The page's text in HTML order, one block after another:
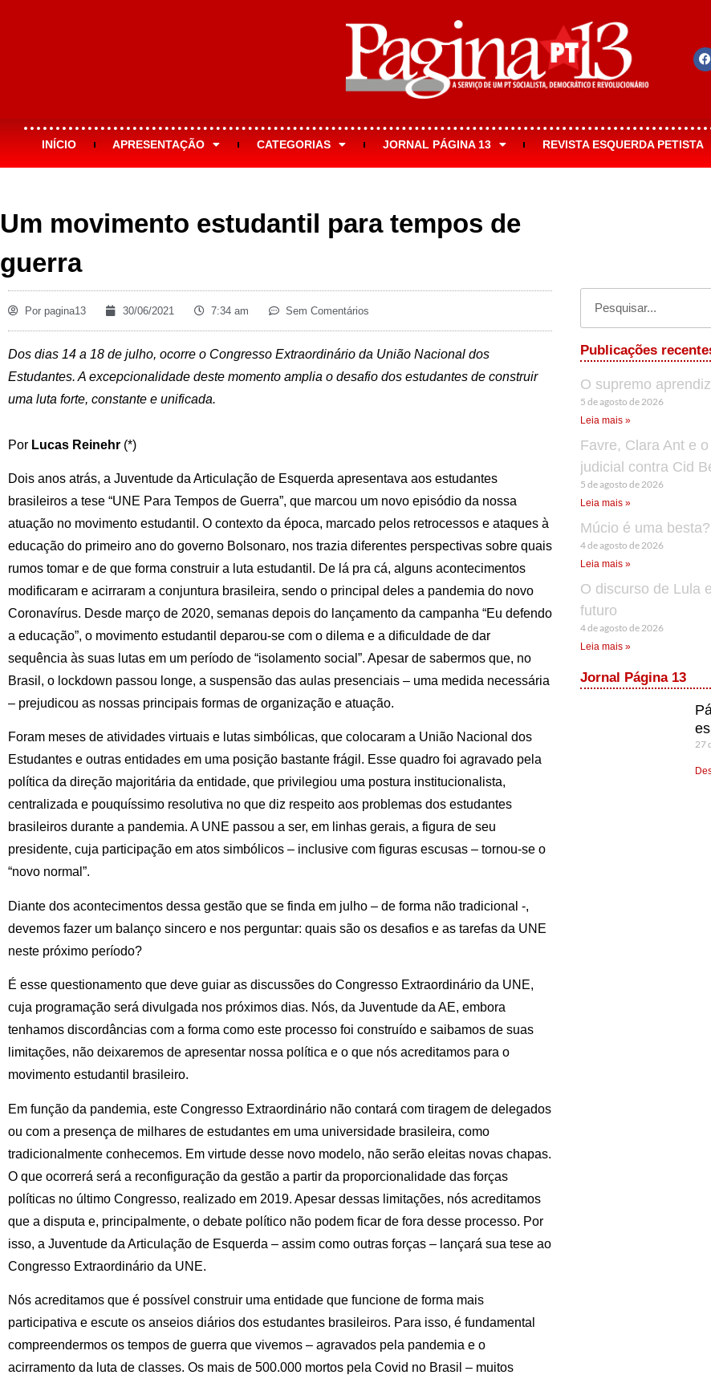
INÍCIO APRESENTAÇÃO CATEGORIAS JORNAL PÁGINA 13 REVISTA ESQUERDA PETISTA
Um movimento estudantil para tempos de
guerra
Por pagina13 30/06/2021 7:34 am Sem Comentários
Dos dias 14 a 18 de julho, ocorre o Congresso Extraordinário da União Nacional dos
Estudantes. A excepcionalidade deste momento amplia o desafio dos estudantes de construir
uma luta forte, constante e unificada.
Por Lucas Reinehr (*)
Dois anos atrás, a Juventude da Articulação de Esquerda apresentava aos estudantes
brasileiros a tese “UNE Para Tempos de Guerra”, que marcou um novo episódio da nossa
atuação no movimento estudantil. O contexto da época, marcado pelos retrocessos e ataques à
educação do primeiro ano do governo Bolsonaro, nos trazia diferentes perspectivas sobre quais
rumos tomar e de que forma construir a luta estudantil. De lá pra cá, alguns acontecimentos
modificaram e acirraram a conjuntura brasileira, sendo o principal deles a pandemia do novo
Coronavírus. Desde março de 2020, semanas depois do lançamento da campanha “Eu defendo
a educação”, o movimento estudantil deparou-se com o dilema e a dificuldade de dar
sequência às suas lutas em um período de “isolamento social”. Apesar de sabermos que, no
Brasil, o lockdown passou longe, a suspensão das aulas presenciais – uma medida necessária
– prejudicou as nossas principais formas de organização e atuação.
Foram meses de atividades virtuais e lutas simbólicas, que colocaram a União Nacional dos
Estudantes e outras entidades em uma posição bastante frágil. Esse quadro foi agravado pela
política da direção majoritária da entidade, que privilegiou uma postura institucionalista,
centralizada e pouquíssimo resolutiva no que diz respeito aos problemas dos estudantes
brasileiros durante a pandemia. A UNE passou a ser, em linhas gerais, a figura de seu
presidente, cuja participação em atos simbólicos – inclusive com figuras escusas – tornou-se o
“novo normal”.
Diante dos acontecimentos dessa gestão que se finda em julho – de forma não tradicional -,
devemos fazer um balanço sincero e nos perguntar: quais são os desafios e as tarefas da UNE
neste próximo período?
É esse questionamento que deve guiar as discussões do Congresso Extraordinário da UNE,
cuja programação será divulgada nos próximos dias. Nós, da Juventude da AE, embora
tenhamos discordâncias com a forma como este processo foi construído e saibamos de suas
limitações, não deixaremos de apresentar nossa política e o que nós acreditamos para o
movimento estudantil brasileiro.
Em função da pandemia, este Congresso Extraordinário não contará com tiragem de delegados
ou com a presença de milhares de estudantes em uma universidade brasileira, como
tradicionalmente conhecemos. Em virtude desse novo modelo, não serão eleitas novas chapas.
O que ocorrerá será a reconfiguração da gestão a partir da proporcionalidade das forças
políticas no último Congresso, realizado em 2019. Apesar dessas limitações, nós acreditamos
que a disputa e, principalmente, o debate político não podem ficar de fora desse processo. Por
isso, a Juventude da Articulação de Esquerda – assim como outras forças – lançará sua tese ao
Congresso Extraordinário da UNE.
Nós acreditamos que é possível construir uma entidade que funcione de forma mais
participativa e escute os anseios diários dos estudantes brasileiros. Para isso, é fundamental
compreendermos os tempos de guerra que vivemos – agravados pela pandemia e o
acirramento da luta de classes. Os mais de 500.000 mortos pela Covid no Brasil – muitos
Publicações
O supremo aprendiz
5 de agosto de 2026
Leia mais »
Favre, Clara Ant e
judicial contra Cid
5 de agosto de 2026
Leia mais »
Múcio é uma besta?
4 de agosto de 2026
Leia mais »
O discurso de Lula
futuro
4 de agosto de 2026
Leia mais »
Jornal Página 13
27